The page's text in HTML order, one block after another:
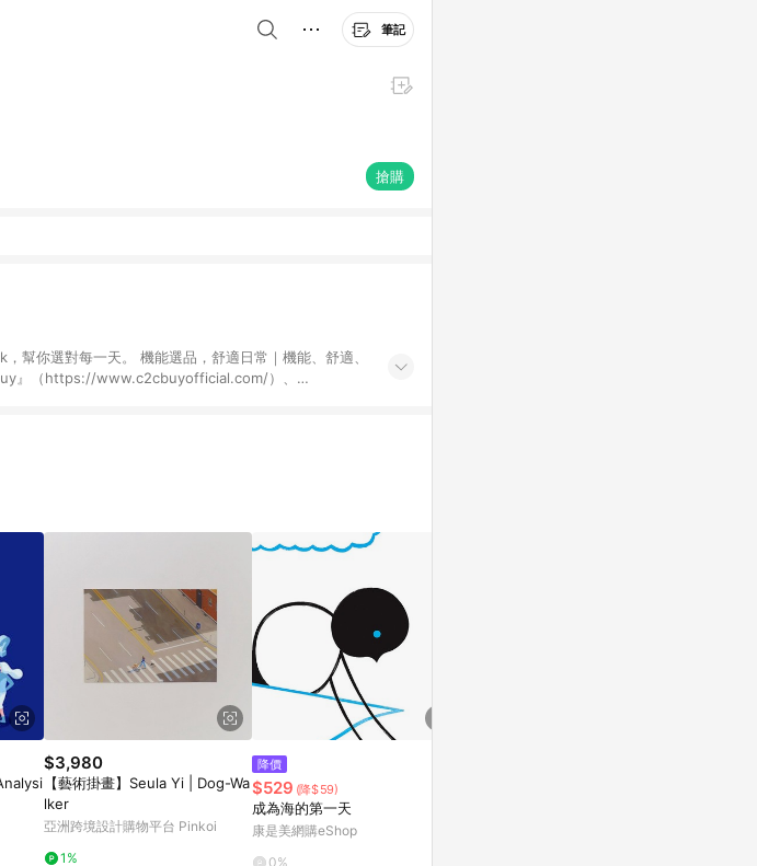
筆記
搶購
幫你選對每一天。 機能選品，舒適日常｜機能、舒適、
$3,980
【藝術掛畫】Seula Yi | Dog-Wa
lker
亞洲跨境設計購物平台 Pinkoi
1%
降價
$529 (降$59)
成為海的第一天
康是美網購eShop
0%